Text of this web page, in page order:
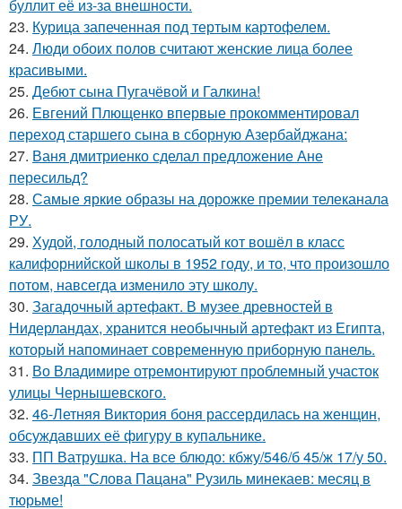
буллит её из-за внешности.
23. Курица запеченная под тертым картофелем.
24. Люди обоих полов считают женские лица более
красивыми.
25. Дебют сына Пугачёвой и Галкина!
26. Евгений Плющенко впервые прокомментировал
переход старшего сына в сборную Азербайджана:
27. Ваня дмитриенко сделал предложение Ане
пересильд?
28. Самые яркие образы на дорожке премии телеканала
РУ.
29. Худой, голодный полосатый кот вошёл в класс
калифорнийской школы в 1952 году, и то, что произошло
потом, навсегда изменило эту школу.
30. Загадочный артефакт. В музее древностей в
Нидерландах, хранится необычный артефакт из Египта,
который напоминает современную приборную панель.
31. Во Владимире отремонтируют проблемный участок
улицы Чернышевского.
32. 46-Летняя Виктория боня рассердилась на женщин,
обсуждавших её фигуру в купальнике.
33. ПП Ватрушка. На все блюдо: кбжу/546/б 45/ж 17/у 50.
34. Звезда "Слова Пацана" Рузиль минекаев: месяц в
тюрьме!